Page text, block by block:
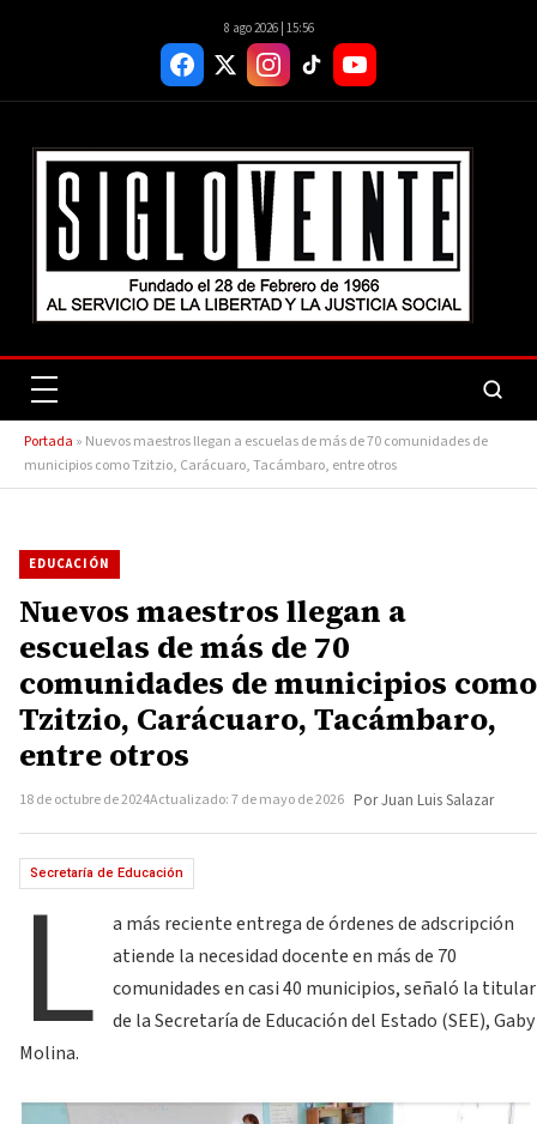
8 ago 2026 | 15:56
Portada » Nuevos maestros llegan a escuelas de más de 70 comunidades de
municipios como Tzitzio, Carácuaro, Tacámbaro, entre otros
EDUCACIÓN
Nuevos maestros llegan a
escuelas de más de 70
comunidades de municipios como
Tzitzio, Carácuaro, Tacámbaro,
entre otros
18 de octubre de 2024Actualizado: 7 de mayo de 2026 Por Juan Luis Salazar
Secretaría de Educación
L
a más reciente entrega de órdenes de adscripción
atiende la necesidad docente en más de 70
comunidades en casi 40 municipios, señaló la titular
de la Secretaría de Educación del Estado (SEE), Gaby
Molina.